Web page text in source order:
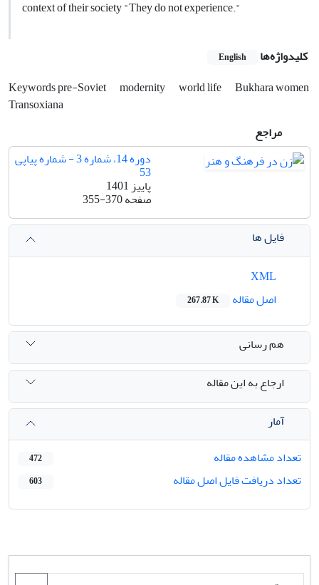
context of their society "They do not experience."
کلیدواژه‌ها English
Keywords pre-Soviet modernity world life
Bukhara women
Transoxiana
مراجع
دوره 14، شماره 3 - شماره پیاپی
53
پاییز 1401
صفحه355-370
فایل ها
اصل مقاله
267.87 K
هم رسانی
ارجاع به این مقاله
آمار
تعداد مشاهده مقاله
472
تعداد دریافت فایل اصل مقاله 603